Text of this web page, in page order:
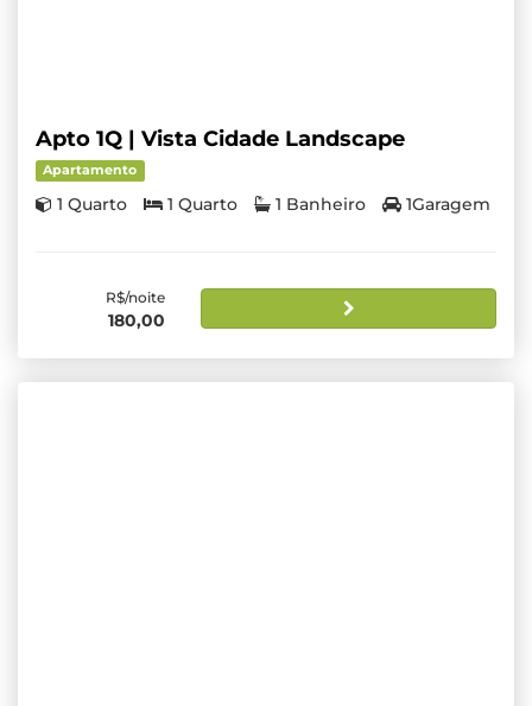
Apto 1Q | Vista Cidade Landscape
Apartamento
1 Quarto 1 Quarto 1 Banheiro 1Garagem
R$/noite
180,00